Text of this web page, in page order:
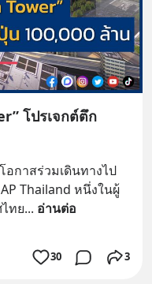
โปรเจกต์ตึก
กาสร่วมเดินทางไป
Thailand หนึ่งในผู้
ทย... อ่านต่อ
30 3